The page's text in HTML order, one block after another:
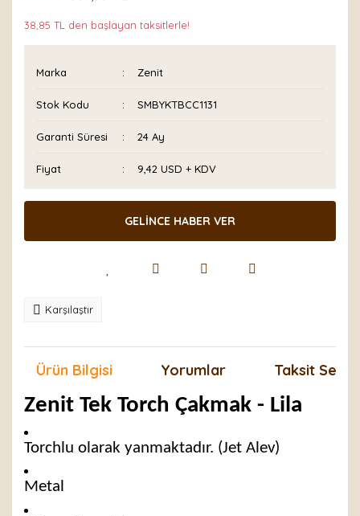
38,85 TL den başlayan taksitlerle!
Marka Zenit
Stok Kodu SMBYKTBCC1131
Garanti Süresi 24 Ay
Fiyat 9,42 USD + KDV
GELİNCE HABER VER
Karşılaştır
Ürün Bilgisi Yorumlar Taksit
Zenit Tek Torch Çakmak - Lila
Torchlu olarak yanmaktadır. (Jet Alev)
Metal